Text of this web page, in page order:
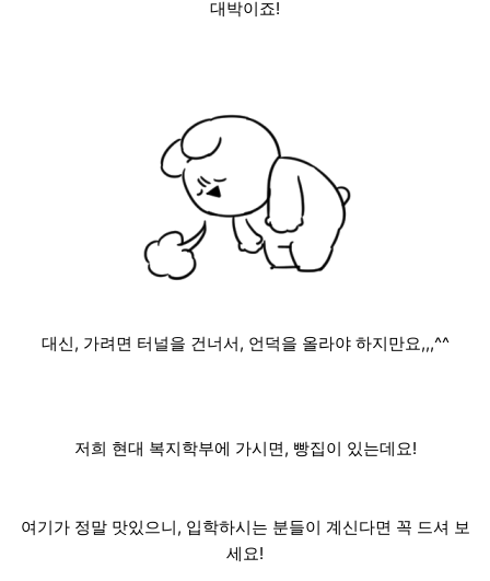
대박이죠!
대신, 가려면 터널을 건너서, 언덕을 올라야 하지만요,,,^^
저희 현대 복지학부에 가시면, 빵집이 있는데요!
여기가 정말 맛있으니, 입학하시는 분들이 계신다면 꼭 드셔 보
세요!